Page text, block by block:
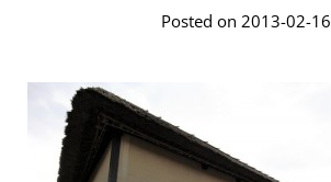
Posted on 2013-02-16